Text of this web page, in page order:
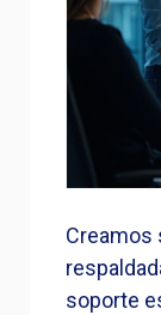
Creamos
soporte